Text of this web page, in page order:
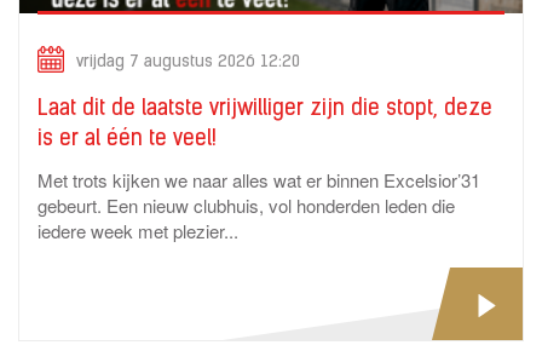
vrijdag 7 augustus 2026 12:20
Laat dit de laatste vrijwilliger zijn die stopt, deze
is er al één te veel!
Met trots kijken we naar alles wat er binnen Excelsior’31
gebeurt. Een nieuw clubhuis, vol honderden leden die
iedere week met plezier...